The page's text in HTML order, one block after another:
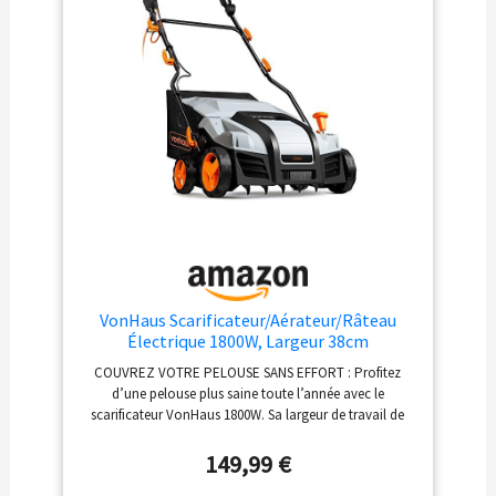
transport sur l'appareil ainsi qu'un guidon
ergonomique réglable en hauteur avec une poignée
souple en caoutchouc Softgriff, que l'on peut replier
pour gagner de la place. 𝐃É𝐓𝐀𝐈𝐋𝐒
𝐒𝐔𝐏𝐏𝐋É𝐌𝐄𝐍𝐓𝐀𝐈𝐑𝐄𝐒 : / guidon repliable / rangement
peu encombrant / boîtier robuste / système anti-
traction du câble
VonHaus Scarificateur/Aérateur/Râteau
Électrique 1800W, Largeur 38cm
COUVREZ VOTRE PELOUSE SANS EFFORT : Profitez
d’une pelouse plus saine toute l’année avec le
scarificateur VonHaus 1800W. Sa largeur de travail de
l’élimination du feutre, de la mousse et des débris.
SCARIFICATEUR & RÂTEAU 2-EN-1 : Ce scarificateur et
149,99 €